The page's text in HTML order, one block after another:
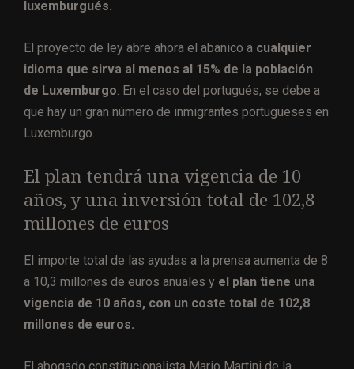
luxemburgués.
El proyecto de ley abre ahora el abanico a cualquier
idioma que sirva al menos al 15% de la población
de Luxemburgo . En el caso del portugués, se debe a
que hay un gran número de inmigrantes portugueses en
Luxemburgo.
El plan tendrá una vigencia de 10
años, y una inversión total de 102,8
millones de euros
El importe total de las ayudas a la prensa aumenta de 8
a 10,3 millones de euros anuales y el plan tiene una
vigencia de 10 años, con un coste total de 102,8
millones de euros.